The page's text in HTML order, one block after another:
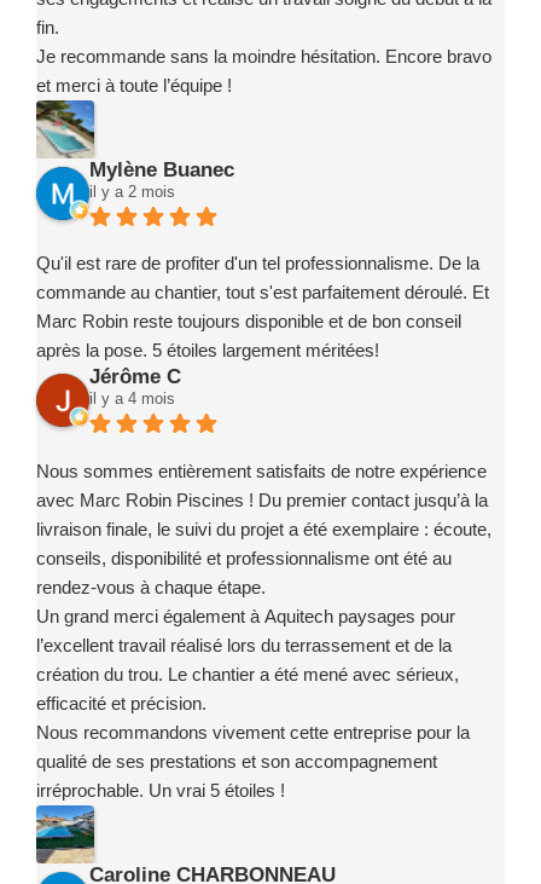
fin.
Je recommande sans la moindre hésitation. Encore bravo
et merci à toute l’équipe !
Mylène Buanec
il y a 2 mois
Qu'il est rare de profiter d'un tel professionnalisme. De la
commande au chantier, tout s'est parfaitement déroulé. Et
Marc Robin reste toujours disponible et de bon conseil
après la pose. 5 étoiles largement méritées!
Jérôme C
il y a 4 mois
Nous sommes entièrement satisfaits de notre expérience
avec Marc Robin Piscines ! Du premier contact jusqu’à la
livraison finale, le suivi du projet a été exemplaire : écoute,
conseils, disponibilité et professionnalisme ont été au
rendez-vous à chaque étape.
Un grand merci également à Aquitech paysages pour
l’excellent travail réalisé lors du terrassement et de la
création du trou. Le chantier a été mené avec sérieux,
efficacité et précision.
Nous recommandons vivement cette entreprise pour la
qualité de ses prestations et son accompagnement
irréprochable. Un vrai 5 étoiles !
Caroline CHARBONNEAU